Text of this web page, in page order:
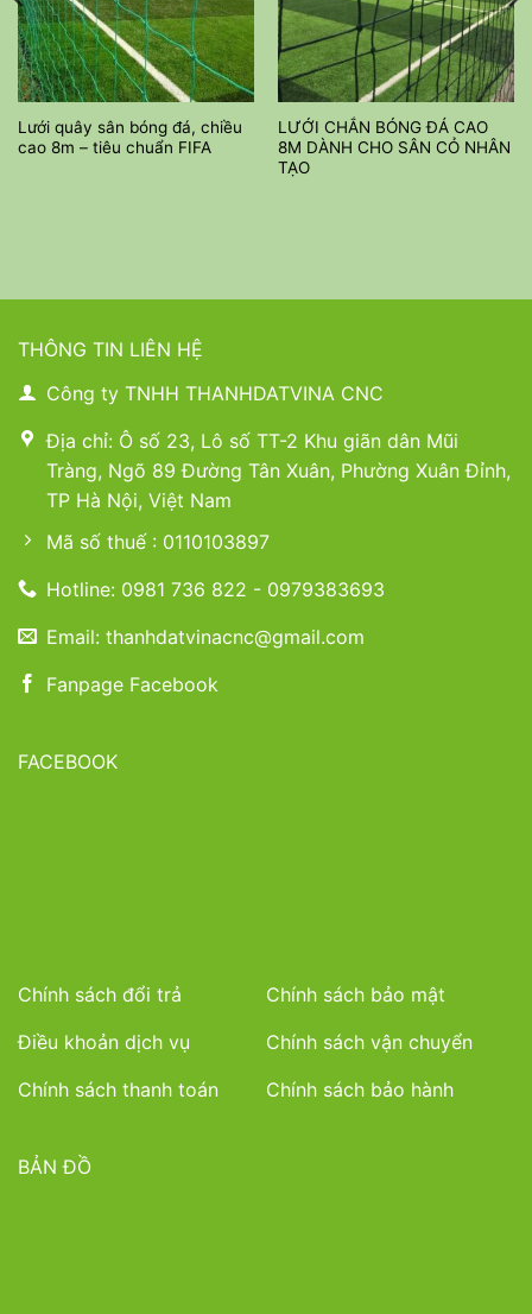
Lưới quây sân bóng đá, chiều
cao 8m – tiêu chuẩn FIFA
LƯỚI CHẮN BÓNG ĐÁ CAO
8M DÀNH CHO SÂN CỎ NHÂN
TẠO
THÔNG TIN LIÊN HỆ
Công ty TNHH THANHDATVINA CNC
Địa chỉ: Ô số 23, Lô số TT-2 Khu giãn dân Mũi
Tràng, Ngõ 89 Đường Tân Xuân, Phường Xuân Đỉnh,
TP Hà Nội, Việt Nam
Mã số thuế : 0110103897
Hotline: 0981 736 822 - 0979383693
Email: thanhdatvinacnc@gmail.com
Fanpage Facebook
FACEBOOK
Chính sách đổi trả
Chính sách bảo mật
Điều khoản dịch vụ
Chính sách vận chuyển
Chính sách thanh toán
Chính sách bảo hành
BẢN ĐỒ